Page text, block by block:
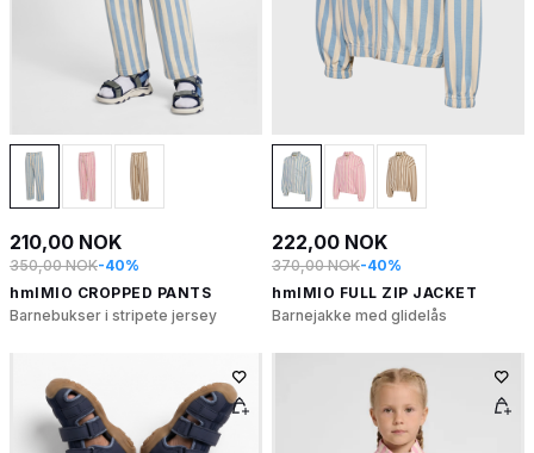
210,00 NOK
350,00 NOK-40%
hmlMIO CROPPED PANTS
Barnebukser i stripete jersey
222,00 NOK
370,00 NOK-40%
hmlMIO FULL ZIP JACKET
Barnejakke med glidelås